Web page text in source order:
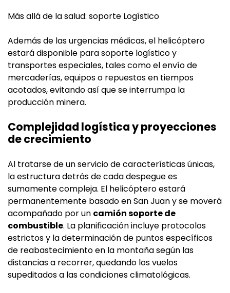
Más allá de la salud: soporte Logístico
Además de las urgencias médicas, el helicóptero
estará disponible para soporte logístico y
transportes especiales, tales como el envío de
mercaderías, equipos o repuestos en tiempos
acotados, evitando así que se interrumpa la
producción minera.
Complejidad logística y proyecciones
de crecimiento
Al tratarse de un servicio de características únicas,
la estructura detrás de cada despegue es
sumamente compleja. El helicóptero estará
permanentemente basado en San Juan y se moverá
acompañado por un camión soporte de
combustible. La planificación incluye protocolos
estrictos y la determinación de puntos específicos
de reabastecimiento en la montaña según las
distancias a recorrer, quedando los vuelos
supeditados a las condiciones climatológicas.